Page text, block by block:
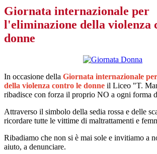
Giornata internazionale per
l'eliminazione della violenza
donne
In occasione della Giornata internazionale
della violenza contro le donne il Liceo "T.
ribadisce con forza il proprio NO a ogni forma
Attraverso il simbolo della sedia rossa e delle
ricordare tutte le vittime di maltrattamenti e
Ribadiamo che non si è mai sole e invitiamo a
aiuto, a denunciare.